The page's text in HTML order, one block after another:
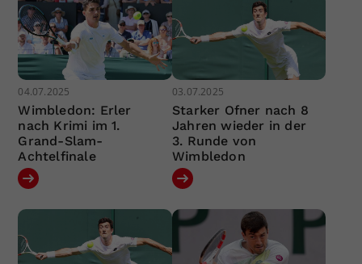
04.07.2025
Wimbledon: Erler
nach Krimi im 1.
Grand-Slam-
Achtelfinale
03.07.2025
Starker Ofner nach 8
Jahren wieder in der
3. Runde von
Wimbledon